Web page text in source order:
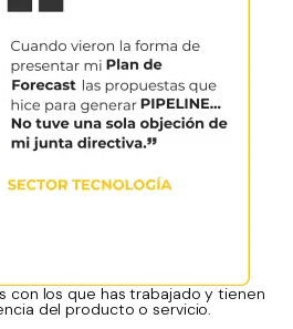
con los que has trabajado y tienen
del producto o servicio.